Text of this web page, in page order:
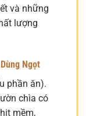
và những
lượng
Ngọt
phần ăn).
chìa có
mềm,